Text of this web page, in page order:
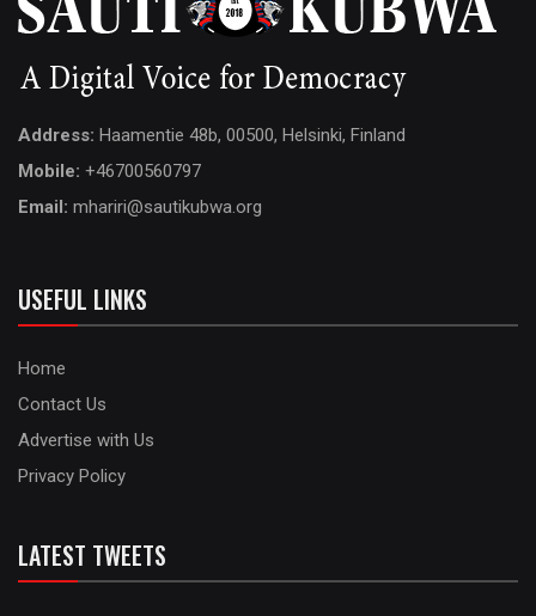
Address: Haamentie 48b, 00500, Helsinki, Finland
Mobile: +46700560797
Email: mhariri@sautikubwa.org
USEFUL LINKS
Home
Contact Us
Advertise with Us
Privacy Policy
LATEST TWEETS